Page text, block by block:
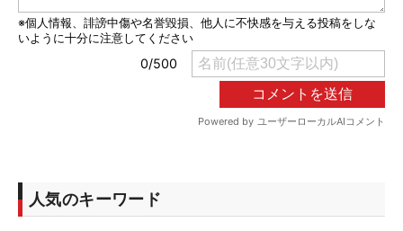
人気のキーワード